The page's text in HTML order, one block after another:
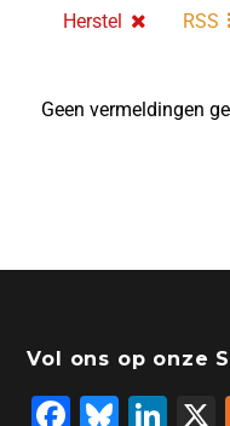
Herstel
RSS
Geen vermeldingen
Vol ons op onze
F
Bl
Li